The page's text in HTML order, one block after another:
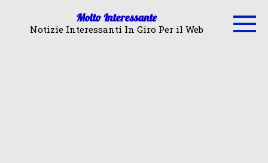
Molto Interessante
Notizie Interessanti In Giro Per il Web